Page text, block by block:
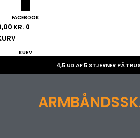
FACEBOOK
KR. 0
KURV
4,5 UD AF 5 STJERNER PÅ